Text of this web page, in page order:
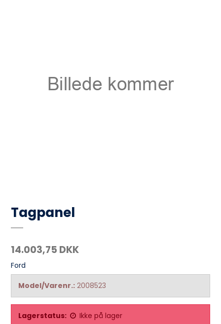
Tagpanel
14.003,75 DKK
Ford
Model/Varenr.: 2008523
Lagerstatus: Ikke på lager